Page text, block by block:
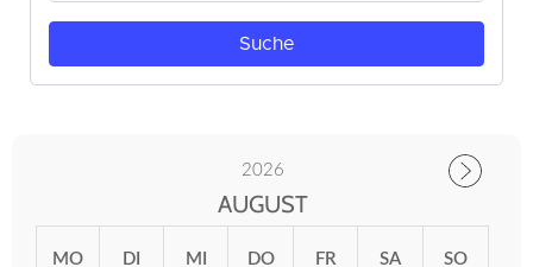
2026
AUGUST
MO DI MI DO FR SA SO